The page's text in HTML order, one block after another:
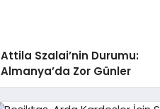
Attila Szalai’nin Durumu:
Almanya’da Zor Günler